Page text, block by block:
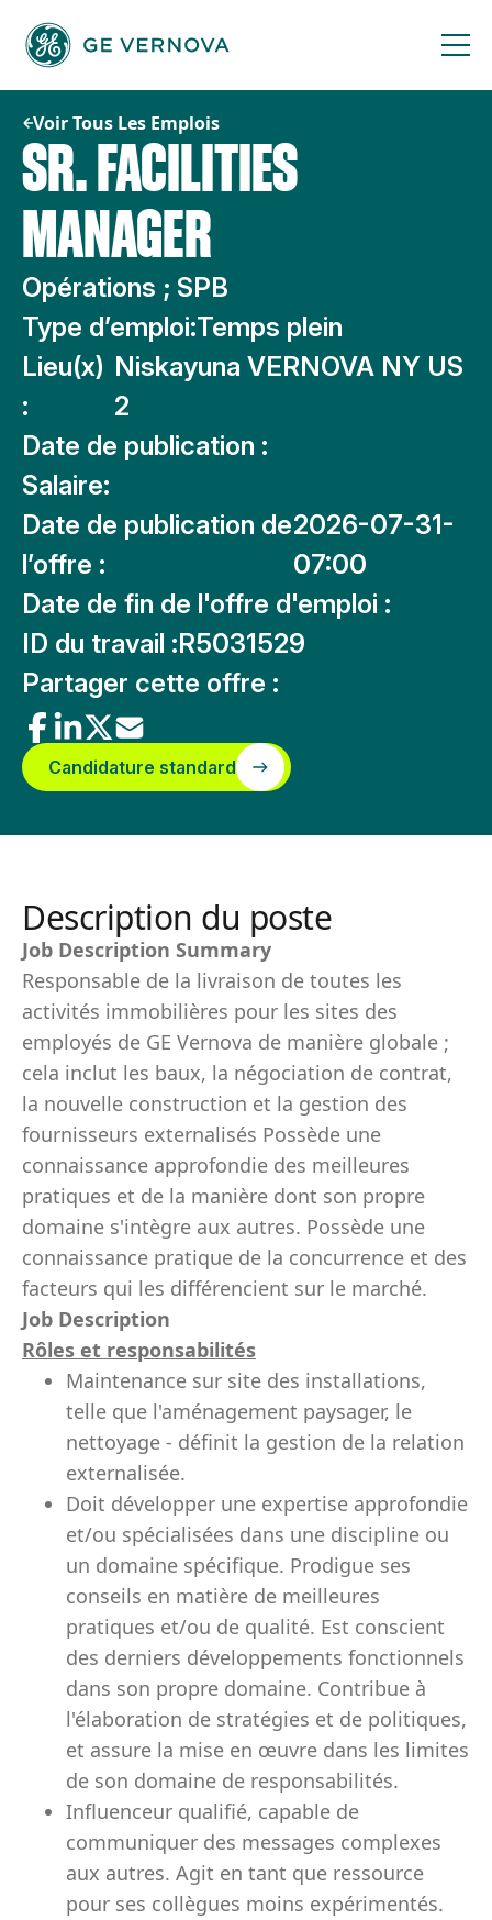
contenu
Voir Tous Les Emplois
SR. FACILITIES
MANAGER
Opérations ; SPB
Type d’emploi:Temps plein
Lieu(x)
:
Niskayuna VERNOVA NY US
2
Date de publication :
Salaire:
Date de publication de
l’offre :
2026-07-31-
07:00
Date de fin de l'offre d'emploi :
ID du travail :R5031529
Partager cette offre :
Candidature standard
Description du poste
Job Description Summary
Responsable de la livraison de toutes les
activités immobilières pour les sites des
employés de GE Vernova de manière globale ;
cela inclut les baux, la négociation de contrat,
la nouvelle construction et la gestion des
fournisseurs externalisés Possède une
connaissance approfondie des meilleures
pratiques et de la manière dont son propre
domaine s'intègre aux autres. Possède une
connaissance pratique de la concurrence et des
facteurs qui les différencient sur le marché.
Job Description
Rôles et responsabilités
Maintenance sur site des installations,
telle que l'aménagement paysager, le
nettoyage - définit la gestion de la relation
externalisée.
Doit développer une expertise approfondie
et/ou spécialisées dans une discipline ou
un domaine spécifique. Prodigue ses
conseils en matière de meilleures
pratiques et/ou de qualité. Est conscient
des derniers développements fonctionnels
dans son propre domaine. Contribue à
l'élaboration de stratégies et de politiques,
et assure la mise en œuvre dans les limites
de son domaine de responsabilités.
Influenceur qualifié, capable de
communiquer des messages complexes
aux autres. Agit en tant que ressource
pour ses collègues moins expérimentés.